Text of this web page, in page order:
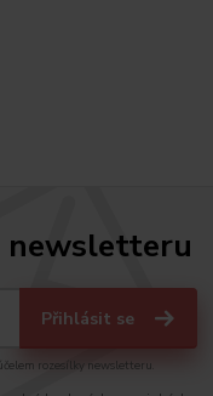
newsletteru
Přihlásit se
rozesílky newsletteru.